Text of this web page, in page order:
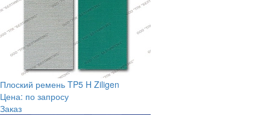
Плоский ремень TP5 H Ziligen
Цена: по запросу
Заказ